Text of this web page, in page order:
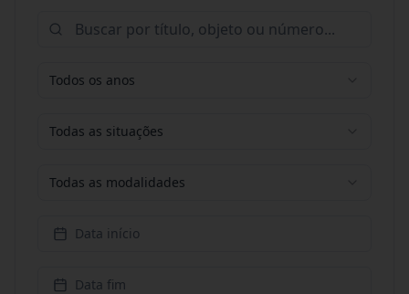
Todos os anos
Todas as situações
Todas as modalidades
Data início
Data fim